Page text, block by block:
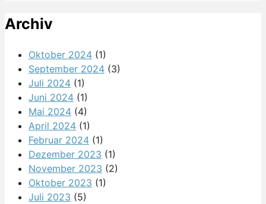
Archiv
Oktober 2024 (1)
September 2024 (3)
Juli 2024 (1)
Juni 2024 (1)
Mai 2024 (4)
April 2024 (1)
Februar 2024 (1)
Dezember 2023 (1)
November 2023 (2)
Oktober 2023 (1)
Juli 2023 (5)